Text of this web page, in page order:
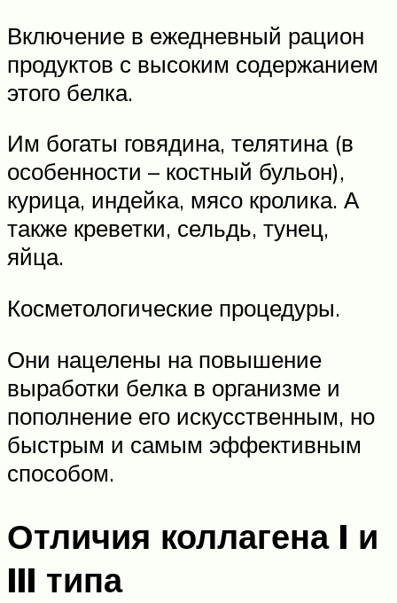
Включение в ежедневный рацион
продуктов с высоким содержанием
этого белка.
Им богаты говядина, телятина (в
особенности – костный бульон),
курица, индейка, мясо кролика. А
также креветки, сельдь, тунец,
яйца.
Косметологические процедуры.
Они нацелены на повышение
выработки белка в организме и
пополнение его искусственным, но
быстрым и самым эффективным
способом.
Отличия коллагена I и
III типа